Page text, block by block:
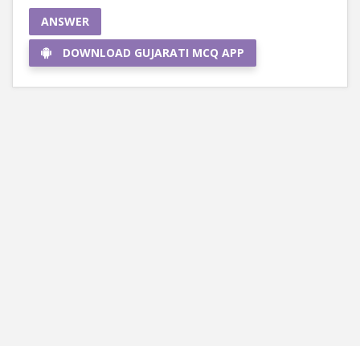
ANSWER
DOWNLOAD GUJARATI MCQ APP